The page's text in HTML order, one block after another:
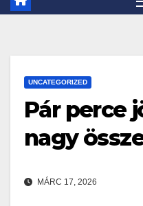
UNCATEGORIZED
Pár perce
nagy
MÁRC 17, 2026